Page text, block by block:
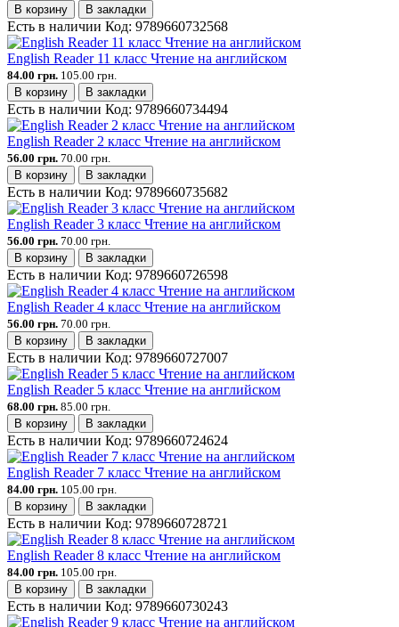
В корзину
В закладки
Есть в наличии Код: 9789660732568
English Reader 11 класс Чтение на английском
84.00 грн. 105.00 грн.
В корзину
В закладки
Есть в наличии Код: 9789660734494
English Reader 2 класс Чтение на английском
56.00 грн. 70.00 грн.
В корзину
В закладки
Есть в наличии Код: 9789660735682
English Reader 3 класс Чтение на английском
56.00 грн. 70.00 грн.
В корзину
В закладки
Есть в наличии Код: 9789660726598
English Reader 4 класс Чтение на английском
56.00 грн. 70.00 грн.
В корзину
В закладки
Есть в наличии Код: 9789660727007
English Reader 5 класс Чтение на английском
68.00 грн. 85.00 грн.
В корзину
В закладки
Есть в наличии Код: 9789660724624
English Reader 7 класс Чтение на английском
84.00 грн. 105.00 грн.
В корзину
В закладки
Есть в наличии Код: 9789660728721
English Reader 8 класс Чтение на английском
84.00 грн. 105.00 грн.
В корзину
В закладки
Есть в наличии Код: 9789660730243